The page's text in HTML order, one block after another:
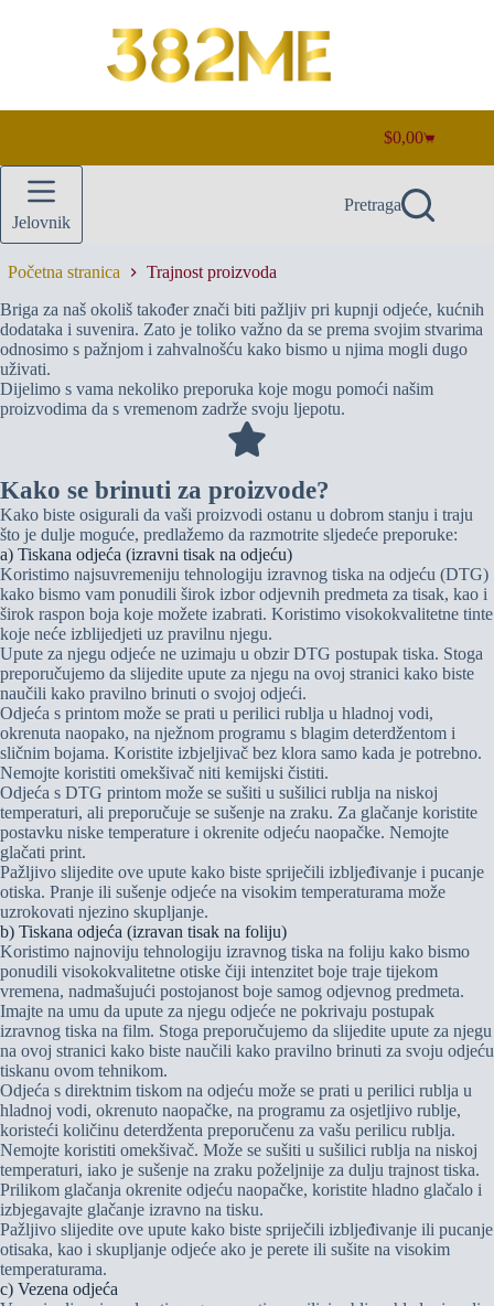
Košarica
$0,00
Jelovnik
Pretraga
Početna stranica
Trajnost proizvoda
Briga za naš okoliš također znači biti pažljiv pri kupnji odjeće, kućnih
dodataka i suvenira. Zato je toliko važno da se prema svojim stvarima
odnosimo s pažnjom i zahvalnošću kako bismo u njima mogli dugo
uživati.
Dijelimo s vama nekoliko preporuka koje mogu pomoći našim
proizvodima da s vremenom zadrže svoju ljepotu.
Kako se brinuti za proizvode?
Kako biste osigurali da vaši proizvodi ostanu u dobrom stanju i traju
što je dulje moguće, predlažemo da razmotrite sljedeće preporuke:
a) Tiskana odjeća (izravni tisak na odjeću)
Koristimo najsuvremeniju tehnologiju izravnog tiska na odjeću (DTG)
kako bismo vam ponudili širok izbor odjevnih predmeta za tisak, kao i
širok raspon boja koje možete izabrati. Koristimo visokokvalitetne tinte
koje neće izblijedjeti uz pravilnu njegu.
Upute za njegu odjeće ne uzimaju u obzir DTG postupak tiska. Stoga
preporučujemo da slijedite upute za njegu na ovoj stranici kako biste
naučili kako pravilno brinuti o svojoj odjeći.
Odjeća s printom može se prati u perilici rublja u hladnoj vodi,
okrenuta naopako, na nježnom programu s blagim deterdžentom i
sličnim bojama. Koristite izbjeljivač bez klora samo kada je potrebno.
Nemojte koristiti omekšivač niti kemijski čistiti.
Odjeća s DTG printom može se sušiti u sušilici rublja na niskoj
temperaturi, ali preporučuje se sušenje na zraku. Za glačanje koristite
postavku niske temperature i okrenite odjeću naopačke. Nemojte
glačati print.
Pažljivo slijedite ove upute kako biste spriječili izbljeđivanje i pucanje
otiska. Pranje ili sušenje odjeće na visokim temperaturama može
uzrokovati njezino skupljanje.
b) Tiskana odjeća (izravan tisak na foliju)
Koristimo najnoviju tehnologiju izravnog tiska na foliju kako bismo
ponudili visokokvalitetne otiske čiji intenzitet boje traje tijekom
vremena, nadmašujući postojanost boje samog odjevnog predmeta.
Imajte na umu da upute za njegu odjeće ne pokrivaju postupak
izravnog tiska na film. Stoga preporučujemo da slijedite upute za njegu
na ovoj stranici kako biste naučili kako pravilno brinuti za svoju odjeću
tiskanu ovom tehnikom.
Odjeća s direktnim tiskom na odjeću može se prati u perilici rublja u
hladnoj vodi, okrenuto naopačke, na programu za osjetljivo rublje,
koristeći količinu deterdženta preporučenu za vašu perilicu rublja.
Nemojte koristiti omekšivač. Može se sušiti u sušilici rublja na niskoj
temperaturi, iako je sušenje na zraku poželjnije za dulju trajnost tiska.
Prilikom glačanja okrenite odjeću naopačke, koristite hladno glačalo i
izbjegavajte glačanje izravno na tisku.
Pažljivo slijedite ove upute kako biste spriječili izbljeđivanje ili pucanje
otisaka, kao i skupljanje odjeće ako je perete ili sušite na visokim
temperaturama.
c) Vezena odjeća